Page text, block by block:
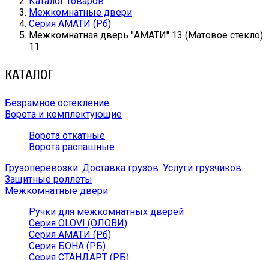
Межкомнатные двери
Серия АМАТИ (Рб)
Межкомнатная дверь ''АМАТИ'' 13 (Матовое стекло)
11
КАТАЛОГ
Безрамное остекление
Ворота и комплектующие
Ворота откатные
Ворота распашные
Грузоперевозки. Доставка грузов. Услуги грузчиков
Защитные роллеты
Межкомнатные двери
Ручки для межкомнатных дверей
Серия OLOVI (ОЛОВИ)
Серия АМАТИ (Рб)
Серия БОНА (РБ)
Серия СТАНДАРТ (РБ)